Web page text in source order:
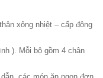
xông nhiệt – cấp đông
). Mỗi bộ gồm 4 chân